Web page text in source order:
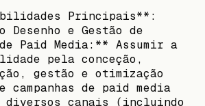
Principais**:
e Gestão de
de Paid Media:** Assumir a
pela conceção,
gestão e otimização
campanhas de paid media
canais (incluindo